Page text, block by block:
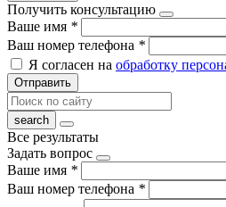
Получить консультацию
Ваше имя *
Ваш номер телефона *
Я согласен на обработку
Отправить
Все результаты
Задать вопрос
Ваше имя *
Ваш номер телефона *